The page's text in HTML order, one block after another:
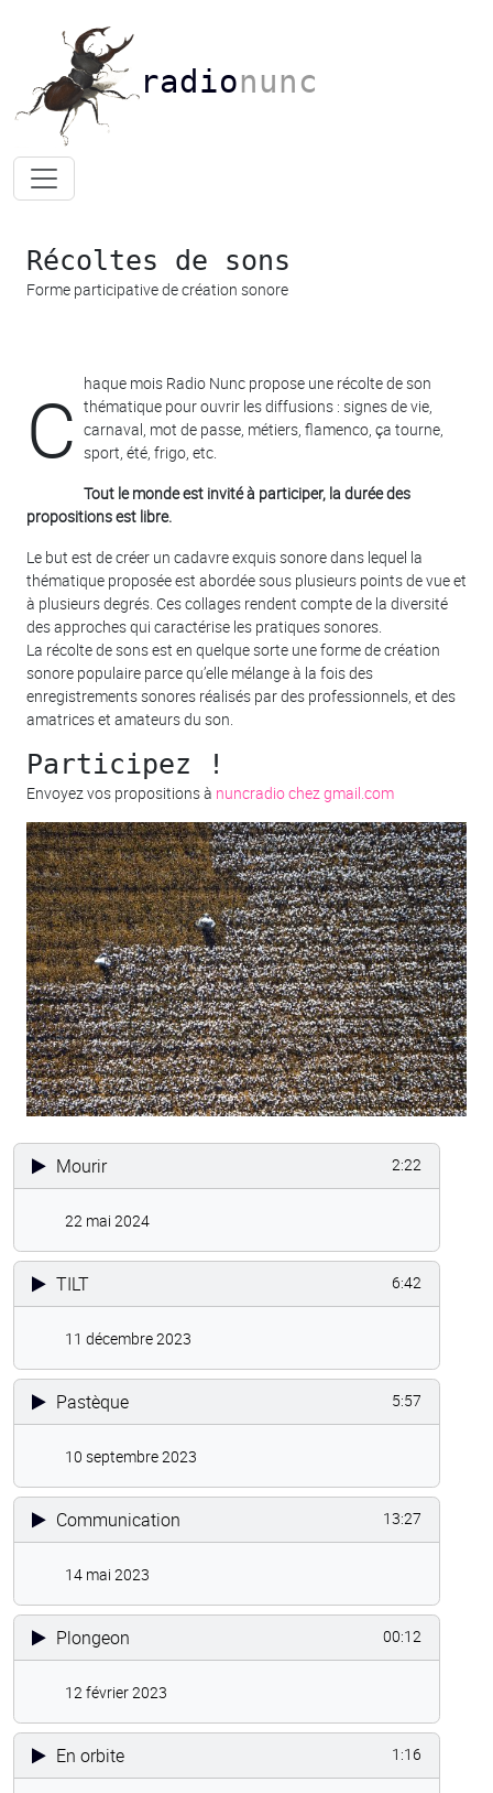
radionunc
Récoltes de sons
Forme participative de création sonore
C haque mois Radio Nunc propose une récolte de son
thématique pour ouvrir les diffusions : signes de vie,
carnaval, mot de passe, métiers, flamenco, ça tourne,
sport, été, frigo, etc.
Tout le monde est invité à participer, la durée des
propositions est libre.
Le but est de créer un cadavre exquis sonore dans lequel la
thématique proposée est abordée sous plusieurs points de vue et
à plusieurs degrés. Ces collages rendent compte de la diversité
des approches qui caractérise les pratiques sonores.
La récolte de sons est en quelque sorte une forme de création
sonore populaire parce qu’elle mélange à la fois des
enregistrements sonores réalisés par des professionnels, et des
amatrices et amateurs du son.
Participez !
Envoyez vos propositions à nuncradiochezgmail.com
Mourir 2:22
22 mai 2024
TILT 6:42
11 décembre 2023
Pastèque 5:57
10 septembre 2023
Communication 13:27
14 mai 2023
Plongeon 00:12
12 février 2023
En orbite 1:16